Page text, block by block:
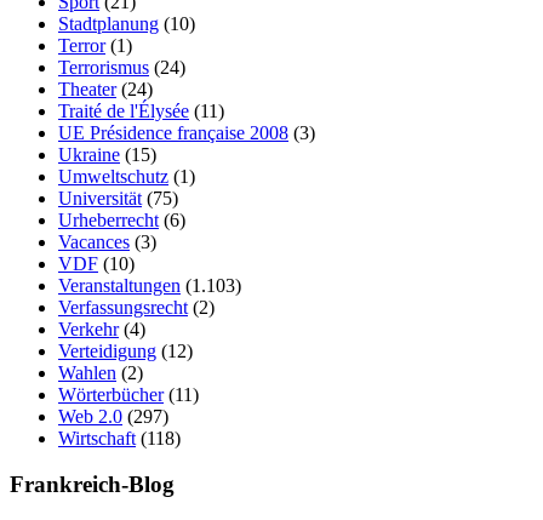
Stadtplanung (10)
Terror(1)
Terrorismus (24)
Theater(24)
Traité de l'Élysée (11)
UE Présidence française 2008 (3)
Ukraine (15)
Umweltschutz (1)
Universität (75)
Urheberrecht (6)
Vacances (3)
VDF (10)
Veranstaltungen (1.103)
Verfassungsrecht (2)
Verkehr(4)
Verteidigung (12)
Wahlen (2)
Wörterbücher(11)
Web 2.0 (297)
Wirtschaft (118)
Frankreich-Blog